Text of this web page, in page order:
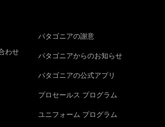
わせ
パタゴニアの謝意
パタゴニアからのお知らせ
パタゴニアの公式アプリ
プロセールス プログラム
ユニフォーム プログラム